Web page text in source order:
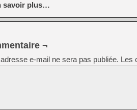
savoir plus…
¬
e-mail ne sera pas publiée. Les